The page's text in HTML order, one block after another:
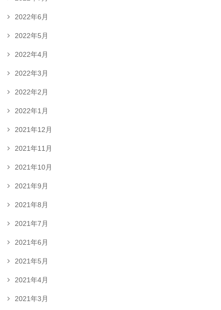
2022年6月
2022年5月
2022年4月
2022年3月
2022年2月
2022年1月
2021年12月
2021年11月
2021年10月
2021年9月
2021年8月
2021年7月
2021年6月
2021年5月
2021年4月
2021年3月